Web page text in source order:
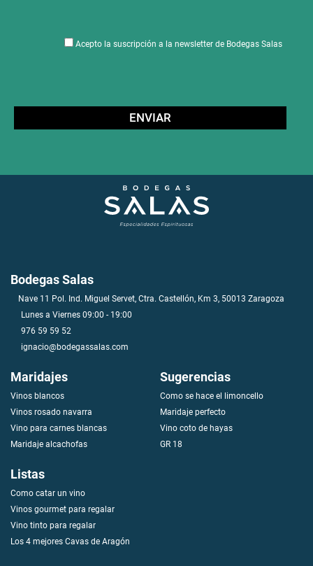
Acepto la suscripción a la newsletter de Bodegas Salas
Bodegas Salas
Nave 11 Pol. Ind. Miguel Servet, Ctra. Castellón, Km 3, 50013 Zaragoza
Lunes a Viernes 09:00 - 19:00
976 59 59 52
ignacio@bodegassalas.com
Maridajes
Vinos blancos
Vinos rosado navarra
Vino para carnes blancas
Maridaje alcachofas
Sugerencias
Como se hace el limoncello
Maridaje perfecto
Vino coto de hayas
GR 18
Listas
Como catar un vino
Vinos gourmet para regalar
Vino tinto para regalar
Los 4 mejores Cavas de Aragón